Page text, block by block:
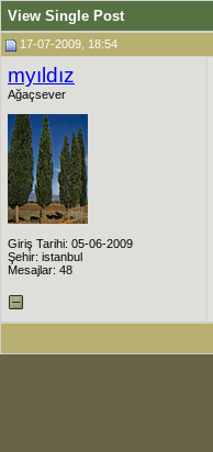
View Single Post
17-07-2009, 18:54
myıldız
Ağaçsever
Giriş Tarihi: 05-06-2009
Şehir: istanbul
Mesajlar: 48